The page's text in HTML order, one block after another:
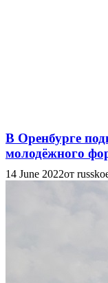
В Оренбурге
молодёжного
14 June 2022от